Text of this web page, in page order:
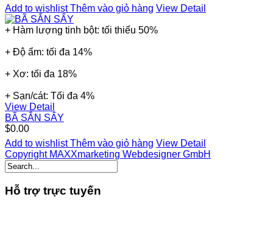
Add to wishlist Thêm vào giỏ hàng View Detail
+ Hàm lượng tinh bột: tối thiểu 50%
+ Độ ẩm: tối đa 14%
+ Xơ: tối đa 18%
+ Sạn/cát: Tối đa 4%
View Detail
BÃ SẮN SẤY
$0.00
Add to wishlist Thêm vào giỏ hàng View Detail
Copyright MAXXmarketing Webdesigner GmbH
Hỗ trợ trực tuyến